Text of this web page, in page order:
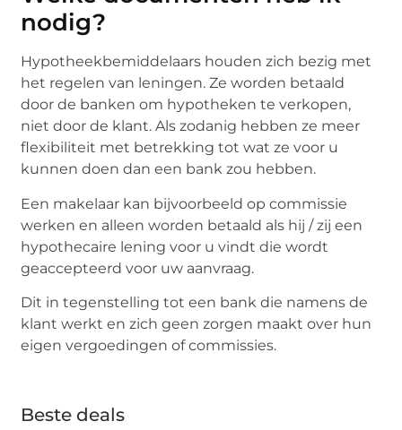
nodig?
Hypotheekbemiddelaars houden zich bezig met
het regelen van leningen. Ze worden betaald
door de banken om hypotheken te verkopen,
niet door de klant. Als zodanig hebben ze meer
flexibiliteit met betrekking tot wat ze voor u
kunnen doen dan een bank zou hebben.
Een makelaar kan bijvoorbeeld op commissie
werken en alleen worden betaald als hij / zij een
hypothecaire lening voor u vindt die wordt
geaccepteerd voor uw aanvraag.
Dit in tegenstelling tot een bank die namens de
klant werkt en zich geen zorgen maakt over hun
eigen vergoedingen of commissies.
Beste deals